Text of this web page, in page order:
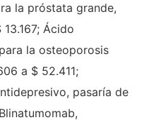
la próstata grande,
Ácido
la osteoporosis
a $ 52.411;
pasaría de